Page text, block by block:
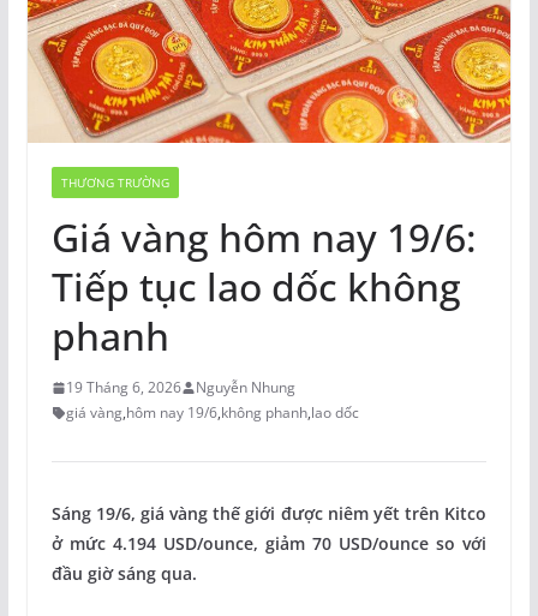
THƯƠNG TRƯỜNG
Giá vàng hôm nay 19/6:
Tiếp tục lao dốc không
phanh
19 Tháng 6, 2026
Nguyễn Nhung
giá vàng,hôm nay 19/6,không phanh,lao dốc
Sáng 19/6, giá vàng thế giới được niêm yết trên Kitco
ở mức 4.194 USD/ounce, giảm 70 USD/ounce so với
đầu giờ sáng qua.